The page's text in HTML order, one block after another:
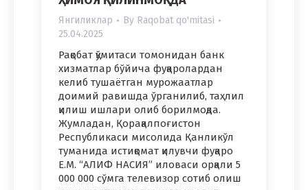
Янгиликлар By Raqobat qo'mitasi
25.04.2025
Рақобат қўмитаси томонидан банк
хизматлар бўйича фуқаролардан
келиб тушаётган мурожаатлар
доимий равишда ўрганилиб, таҳлил
қилиш ишлари олиб борилмоқда.
Жумладан, Қорақалпоғистон
Республикаси мисолида Қанликўл
туманида истиқомат қилувчи фуқаро
Е.М. “АЛИФ НАСИЯ” иловаси орқали 5
000 000 сўмга телевизор сотиб олиш